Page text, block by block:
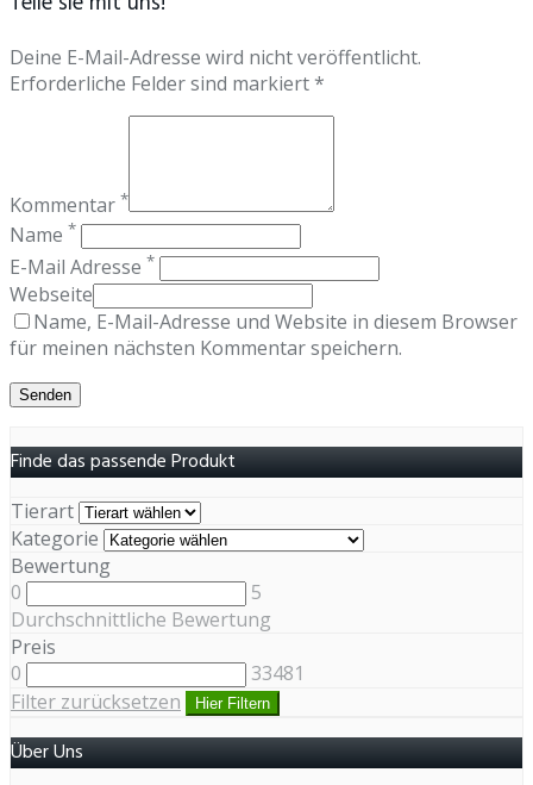
Deine E-Mail-Adresse wird nicht veröffentlicht.
Erforderliche Felder sind markiert *
Kommentar *
Name *
E-Mail Adresse *
Webseite
Name, E-Mail-Adresse und Website in diesem Browser
für meinen nächsten Kommentar speichern.
Finde das passende Produkt
Tierart
Kategorie
Bewertung
0
5
Durchschnittliche Bewertung
Preis
0
33481
Filter zurücksetzen
Hier Filtern
Über Uns